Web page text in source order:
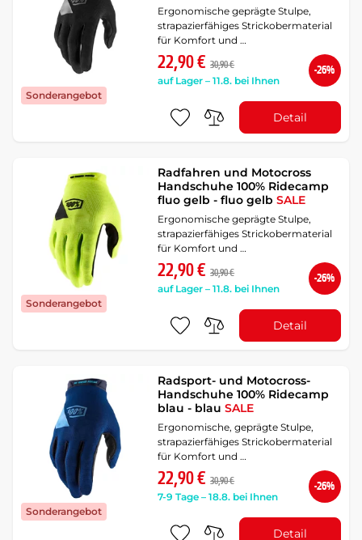
Sonderangebot
Ergonomische geprägte Stulpe,
strapazierfähiges Strickobermaterial
für Komfort und …
22,90 € 30,90 €
auf Lager – 11.8. bei Ihnen
-26%
Detail
Sonderangebot
Radfahren und Motocross
Handschuhe 100% Ridecamp
fluo gelb - fluo gelbSALE
Ergonomische geprägte Stulpe,
strapazierfähiges Strickobermaterial
für Komfort und …
22,90 € 30,90 €
auf Lager – 11.8. bei Ihnen
-26%
Detail
Sonderangebot
Radsport- und Motocross-
Handschuhe 100% Ridecamp
blau - blauSALE
Ergonomische, geprägte Stulpe,
strapazierfähiges Strickobermaterial
für Komfort und …
22,90 € 30,90 €
7-9 Tage – 18.8. bei Ihnen
-26%
Detail